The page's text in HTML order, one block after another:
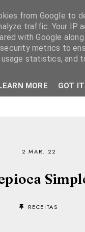
2 MAR. 22
RECEITAS
from Google to
traffic. Your IP
with Google
metrics to
statistics, and
MORE GOT IT